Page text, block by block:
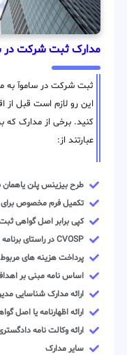
مدارک ثبت شرکت در
ثبت شرکت در ساموآ به
این رو لازم است قبل از
کنید. برخی از مدارک
عبارتند از:
طرح بیزینس پلن یاهمان
تکمیل فرم مخصوص
کپی برابر اصل گواهی
CVOSP در راستای برنامه اقتصادی
پرداخت هزینه های
اساس نامه مبنی بر
ارائه مدارک شناسایی
ارائه اظهارنامه یا اصل
ارائه وکالت نامه
سایر مدارک